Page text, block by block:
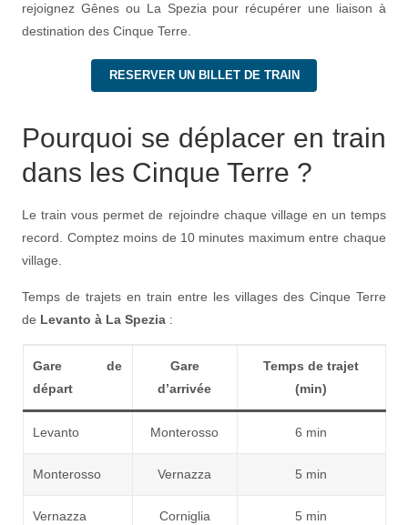
rejoignez Gênes ou La Spezia pour récupérer une liaison à
destination des Cinque Terre.
RESERVER UN BILLET DE TRAIN
Pourquoi se déplacer en train
dans les Cinque Terre ?
Le train vous permet de rejoindre chaque village en un temps
record. Comptez moins de 10 minutes maximum entre chaque
village.
Temps de trajets en train entre les villages des Cinque Terre
de Levanto à La Spezia :
Gare de
départ
Gare
d’arrivée
Temps de trajet
(min)
Levanto Monterosso 6 min
Monterosso Vernazza 5 min
Vernazza Corniglia 5 min